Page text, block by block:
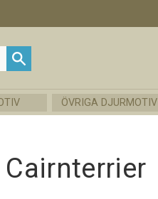
ÖVRIGA DJURMOTIV